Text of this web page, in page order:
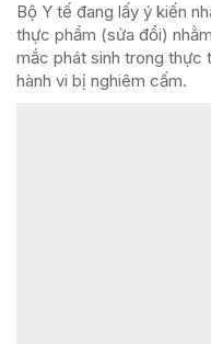
Bộ Y tế đang lấy ý kiến
thực phẩm (sửa đổi)
mắc phát sinh trong thực
hành vi bị nghiêm cấm.